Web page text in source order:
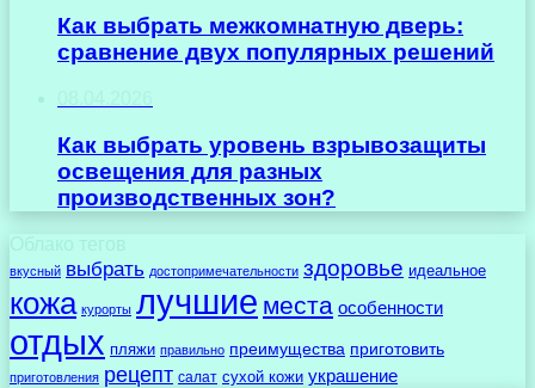
Как выбрать межкомнатную дверь:
сравнение двух популярных решений
Как выбрать уровень взрывозащиты
освещения для разных
производственных зон?
Облако тегов
вкусный выбрать достопримечательности здоровье идеальное
кожа курорты лучшие места особенности
отдых пляжи правильно преимущества приготовить
приготовления рецепт салат сухой кожи украшение